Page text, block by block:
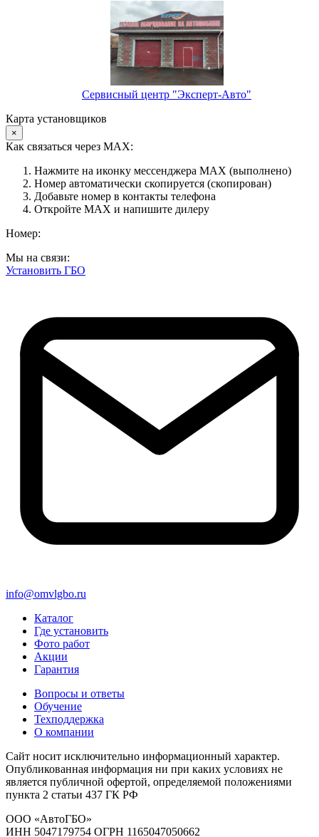
Сервисный центр "Эксперт-Авто"
Карта установщиков
×
Как связаться через MAX:
Нажмите на иконку мессенджера MAX (выполнено)
Номер автоматически скопируется (скопирован)
Добавьте номер в контакты телефона
Откройте MAX и напишите дилеру
Номер:
Мы на связи:
Установить ГБО
info@omvlgbo.ru
Каталог
Где установить
Фото работ
Акции
Гарантия
Вопросы и ответы
Обучение
Техподдержка
О компании
Сайт носит исключительно информационный характер.
Опубликованная информация ни при каких условиях не
является публичной офертой, определяемой положениями
пункта 2 статьи 437 ГК РФ
ООО «АвтоГБО»
ИНН 5047179754 ОГРН 1165047050662